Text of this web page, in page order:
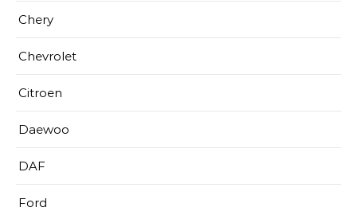
Chery
Chevrolet
Citroen
Daewoo
DAF
Ford